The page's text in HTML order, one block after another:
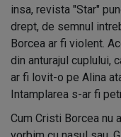
insa, revista "Star"
drept, de semnul
Borcea ar fi violent.
din anturajul cuplului,
ar fi lovit-o pe Alina
Intamplarea s-ar fi
Cum Cristi Borcea nu